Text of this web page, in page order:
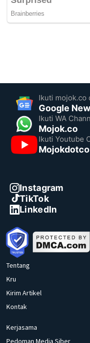
Ikuti mojok.co
Google
Ikuti WA
Mojok.co
Ikuti Youtube
Mojokdotco
Instagram
TikTok
LinkedIn
Tentang
Kru
Kirim Artikel
Kontak
Kerjasama
Pedoman Media Siber